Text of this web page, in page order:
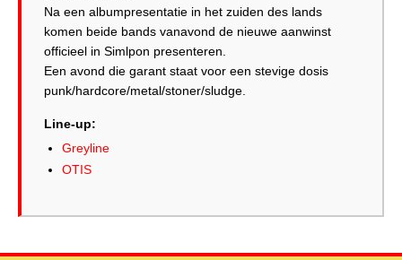
Na een albumpresentatie in het zuiden des lands
komen beide bands vanavond de nieuwe aanwinst
officieel in Simlpon presenteren.
Een avond die garant staat voor een stevige dosis
punk/hardcore/metal/stoner/sludge.
Line-up:
Greyline
OTIS